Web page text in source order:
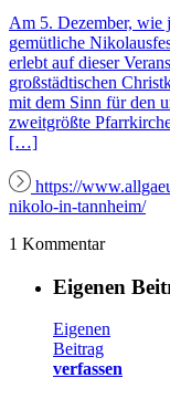
Am 5. Dezember, wie
gemütliche
erlebt auf dieser
großstädtischen
mit dem Sinn für den
zweitgrößte
[…]
https://
nikolo-in-tannheim/
1 Kommentar
Eigenen
Eigenen
Beitrag
verfassen